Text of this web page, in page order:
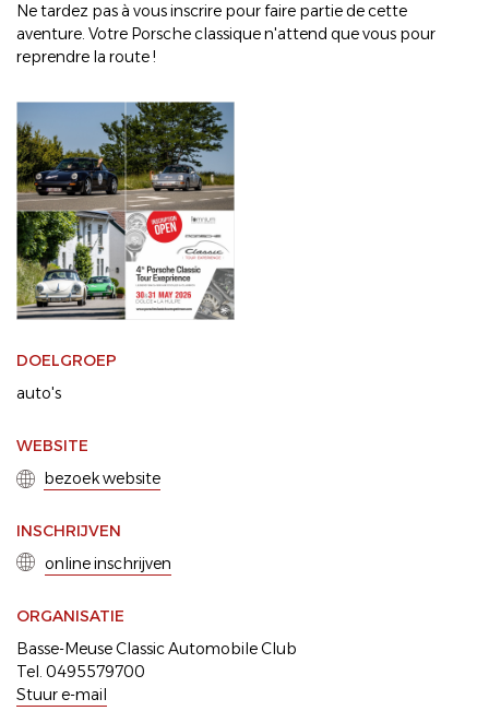
Ne tardez pas à vous inscrire pour faire partie de cette
aventure. Votre Porsche classique n'attend que vous pour
reprendre la route !
DOELGROEP
auto's
WEBSITE
bezoek website
INSCHRIJVEN
online inschrijven
ORGANISATIE
Basse-Meuse Classic Automobile Club
Tel. 0495579700
Stuur e-mail